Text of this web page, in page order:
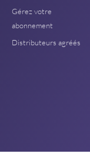
Gérez votre
abonnement
Distributeurs agréés